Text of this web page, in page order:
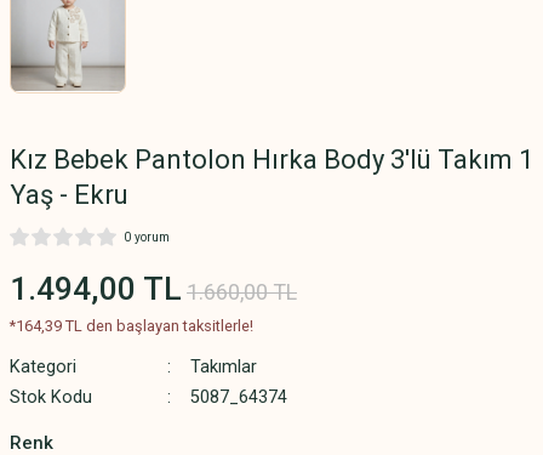
Kız Bebek Pantolon Hırka Body 3'lü Takım 1
Yaş - Ekru
0 yorum
1.494,00 TL 1.660,00 TL
*164,39 TL den başlayan taksitlerle!
Kategori
Takımlar
Stok Kodu
5087_64374
Renk